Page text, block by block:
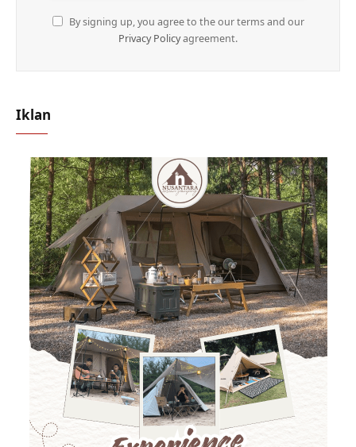
By signing up, you agree to the our terms and our
Privacy Policyagreement.
Iklan